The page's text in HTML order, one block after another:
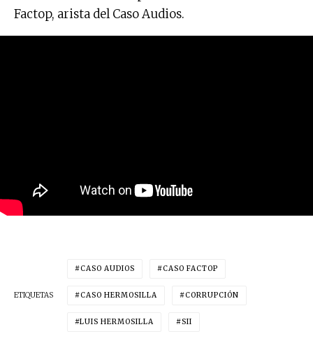
Factop, arista del Caso Audios.
ETIQUETAS
CASO AUDIOS CASO FACTOP
CASO HERMOSILLA CORRUPCIÓN
LUIS HERMOSILLA SII